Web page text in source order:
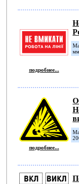
подробнее...
подробнее...